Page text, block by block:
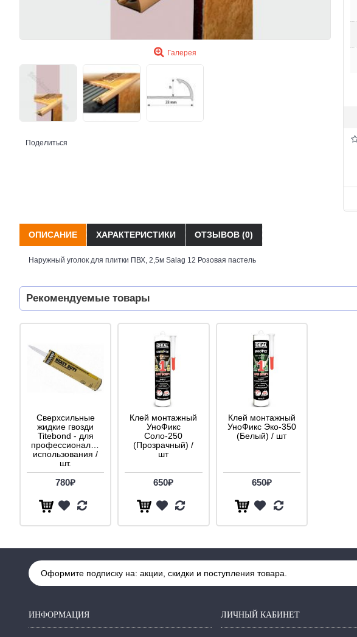
Галерея
Поделиться
ОПИСАНИЕ ХАРАКТЕРИСТИКИ ОТЗЫВОВ (0)
Наружный уголок для плитки ПВХ, 2,5м Salag 12 Розовая пастель
Рекомендуемые товары
Сверхсильные
жидкие гвозди
Titebond - для
профессионального
использования /
шт.
780₽
Клей монтажный
УноФикс
Соло-250
(Прозрачный) /
шт
650₽
Клей монтажный
УноФикс Эко-350
(Белый) / шт
650₽
Оформите подписку на: акции, скидки и поступления товара.
ИНФОРМАЦИЯ ЛИЧНЫЙ КАБИНЕТ